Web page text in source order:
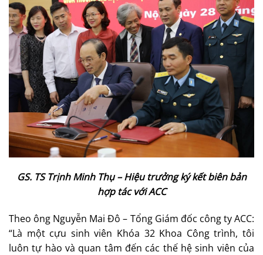
GS. TS Trịnh Minh Thụ – Hiệu trưởng ký kết biên bản
hợp tác với ACC
Theo ông Nguyễn Mai Đô – Tổng Giám đốc công ty ACC:
“Là một cựu sinh viên Khóa 32 Khoa Công trình, tôi
luôn tự hào và quan tâm đến các thế hệ sinh viên của